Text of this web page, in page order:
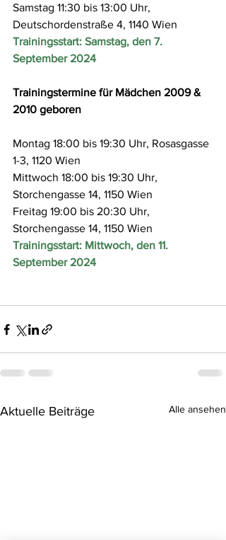
Samstag 11:30 bis 13:00 Uhr,
Deutschordenstraße 4, 1140 Wien
Trainingsstart: Samstag, den 7.
September 2024
Trainingstermine für Mädchen 2009 &
2010 geboren
Montag 18:00 bis 19:30 Uhr, Rosasgasse
1-3, 1120 Wien
Mittwoch 18:00 bis 19:30 Uhr,
Storchengasse 14, 1150 Wien
Freitag 19:00 bis 20:30 Uhr,
Storchengasse 14, 1150 Wien
Trainingsstart: Mittwoch, den 11.
September 2024
Aktuelle Beiträge Alle ansehen